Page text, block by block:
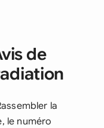
de
la
le numéro